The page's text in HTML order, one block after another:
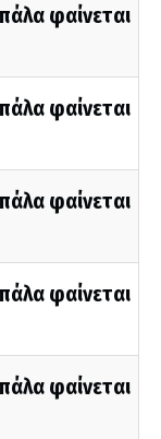
φαίνεται
φαίνεται
φαίνεται
φαίνεται
φαίνεται